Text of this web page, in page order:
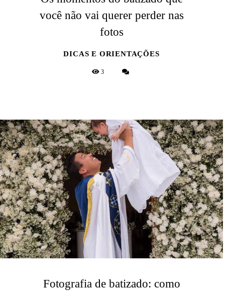
você não vai querer perder nas
fotos
DICAS E ORIENTAÇÕES
3
Fotografia de batizado: como